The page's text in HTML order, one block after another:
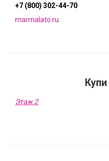
+7 (800) 302-44-70
marmalato.ru
Этаж 2